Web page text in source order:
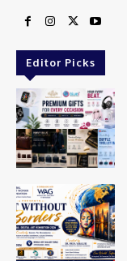
Editor Picks